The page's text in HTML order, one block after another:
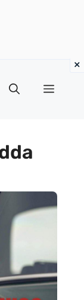
Menu